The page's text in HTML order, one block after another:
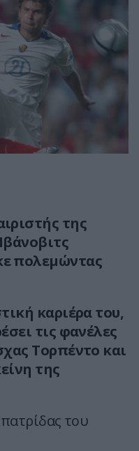
της
πολεμώντας
καριέρα του,
τις φανέλες
Τορπέντο και
της
του